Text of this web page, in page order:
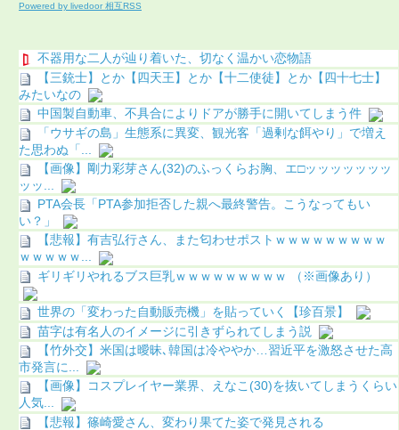
Powered by livedoor 相互RSS
不器用な二人が辿り着いた、切なく温かい恋物語
【三銃士】とか【四天王】とか【十二使徒】とか【四十七士】
みたいなの
中国製自動車、不具合によりドアが勝手に開いてしまう件
「ウサギの島」生態系に異変、観光客「過剰な餌やり」で増え
た思わぬ「...
【画像】剛力彩芽さん(32)のふっくらお胸、エ□ッッッッッッッ
ッッ...
PTA会長「PTA参加拒否した親へ最終警告。こうなってもい
い？」
【悲報】有吉弘行さん、また匂わせポストｗｗｗｗｗｗｗｗｗ
ｗｗｗｗｗ...
ギリギリやれるブス巨乳ｗｗｗｗｗｗｗｗｗ （※画像あり）
世界の「変わった自動販売機」を貼っていく【珍百景】
苗字は有名人のイメージに引きずられてしまう説
【竹外交】米国は曖昧､韓国は冷ややか…習近平を激怒させた高
市発言に...
【画像】コスプレイヤー業界、えなこ(30)を抜いてしまうくらい
人気...
【悲報】篠崎愛さん、変わり果てた姿で発見される